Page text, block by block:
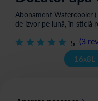
Abonament Watercooler
de izvor pe lună, în sticlă
5 (3
16x8L